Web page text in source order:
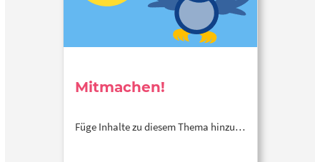
Mitmachen!
Füge Inhalte zu diesem Thema hinzu…